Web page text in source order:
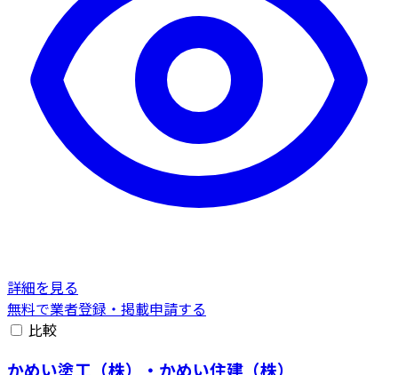
詳細を見る
無料で業者登録・掲載申請する
比較
かめい塗工（株）・かめい住建（株）